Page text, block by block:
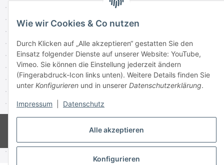
Alle akzeptieren
Konfigurieren
Wie wir Cookies & Co nutzen
Durch Klicken auf „Alle akzeptieren“ gestatten Sie den
Einsatz folgender Dienste auf unserer Website: YouTube,
Vimeo. Sie können die Einstellung jederzeit ändern
(Fingerabdruck-Icon links unten). Weitere Details finden Sie
unter Konfigurieren und in unserer Datenschutzerklärung.
Impressum Datenschutz
Gesetzliche Informationen
Vertrag widerrufen
* Alle Preise inkl. gesetzlicher USt., zzgl.
© 2003-2026 Keystickers.de
JTL-Shop